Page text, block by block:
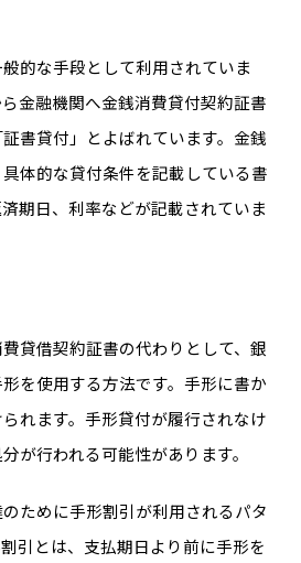
的な手段として利用されていま
金融機関へ金銭消費貸付契約証書
書貸付」とよばれています。金銭
体的な貸付条件を記載している書
期日、利率などが記載されていま
貸借契約証書の代わりとして、銀
を使用する方法です。手形に書か
れます。手形貸付が履行されなけ
が行われる可能性があります。
ために手形割引が利用されるパタ
引とは、支払期日より前に手形を